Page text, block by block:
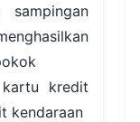
sampingan
kartu kredit
kendaraan